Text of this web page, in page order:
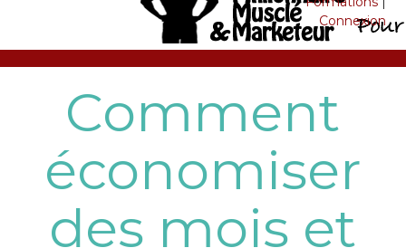
Connexion
Comment
économiser
des mois et